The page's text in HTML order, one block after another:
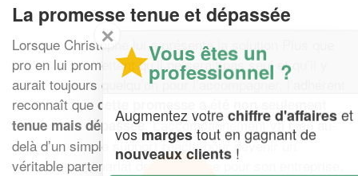
La promesse tenue et dépassée
Lorsque Christophe lui a présenté la solution Plus que
pro en lui promettant qu’il ne serait pas seul et qu’il y
aurait toujours quelqu’un pour l’accompagner, l’adhérent
reconnaît que cette promesse a été non seulement
tenue mais dépassée. L’accompagnement va bien au-
delà d’un simple support réactif pour devenir un
véritable partenariat de croissance pour son entreprise.
✕
Vous êtes un
professionnel ?
Augmentez votrechiffre d'affaireset
vosmargestout en gagnant de
nouveaux clients!